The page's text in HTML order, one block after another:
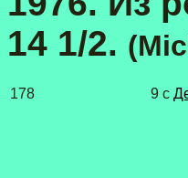
14 1/2.
178 9 с